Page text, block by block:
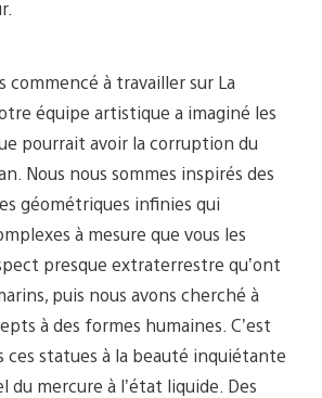
commencé à travailler sur La
équipe artistique a imaginé les
pourrait avoir la corruption du
Nous nous sommes inspirés des
géométriques infinies qui
à mesure que vous les
presque extraterrestre qu’ont
puis nous avons cherché à
à des formes humaines. C’est
ces statues à la beauté inquiétante
du mercure à l’état liquide. Des